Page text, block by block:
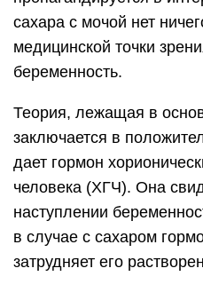
сахара с мочой нет
медицинской точки
беременность.
Теория, лежащая в
заключается в
дает гормон
человека (ХГЧ). Она
наступлении
в случае с сахаром
затрудняет его